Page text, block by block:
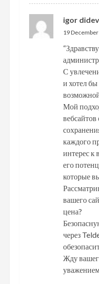
igor
19
С
и хотел
Мой
вебсайтов
каждого
интерес к
его
которые
вашего
цена?
через
Жду